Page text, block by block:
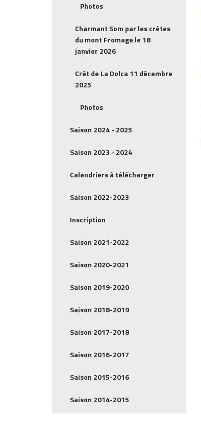
Photos
Charmant Som par les crêtes
du mont Fromage le 18
janvier 2026
Crêt de La Dolca 11 décembre
2025
Photos
Saison 2024 - 2025
Saison 2023 - 2024
Calendriers à télécharger
Saison 2022-2023
Inscription
Saison 2021-2022
Saison 2020-2021
Saison 2019-2020
Saison 2018-2019
Saison 2017-2018
Saison 2016-2017
Saison 2015-2016
Saison 2014-2015